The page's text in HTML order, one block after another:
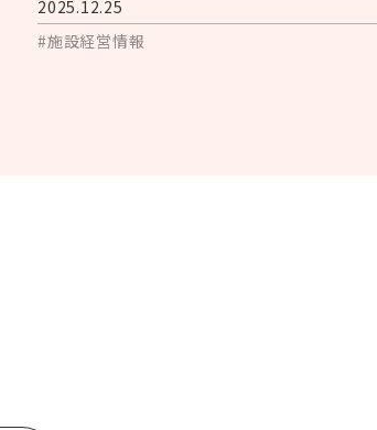
2025.12.25
#施設経営情報